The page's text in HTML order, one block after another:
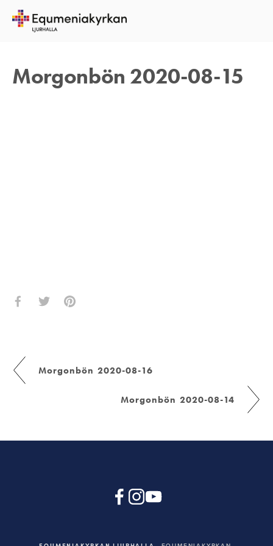
Morgonbön 2020-08-15
15 AUGUSTI 2020
Morgonbön 2020-08-16
Morgonbön 2020-08-14